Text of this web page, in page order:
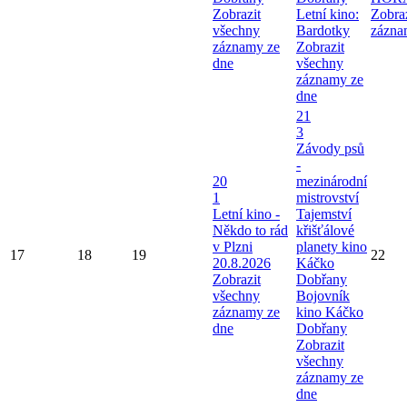
Zobrazit
všechny
záznamy ze
dne
Letní kino:
Bardotky
Zobrazit
všechny
záznamy ze
dne
17 18 19
20
1
Letní kino -
Někdo to rád
v Plzni
20.8.2026
Zobrazit
všechny
záznamy ze
dne
21
3
Závody psů
-
mezinárodní
mistrovství
Tajemství
křišťálové
planety kino
Káčko
Dobřany
Bojovník
kino Káčko
Dobřany
Zobrazit
všechny
záznamy ze
dne
22